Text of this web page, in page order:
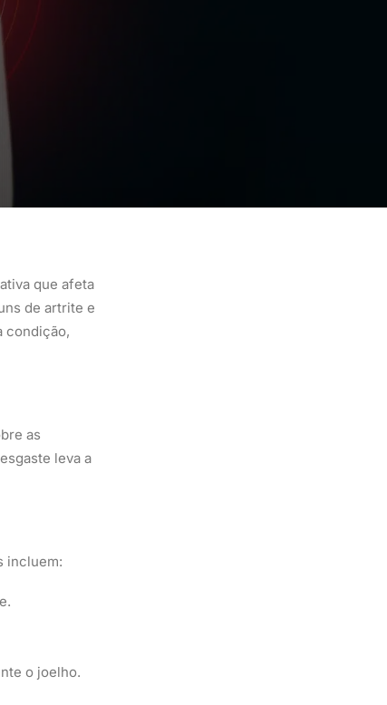
que afeta
de artrite e
condição,
as
leva a
incluem:
o joelho.